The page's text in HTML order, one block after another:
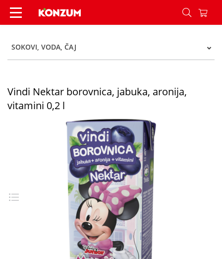
Vindi Nektar borovnica, jabuka, aronija, vitamini
SOKOVI, VODA, ČAJ
Vindi Nektar borovnica, jabuka, aronija,
vitamini 0,2 l